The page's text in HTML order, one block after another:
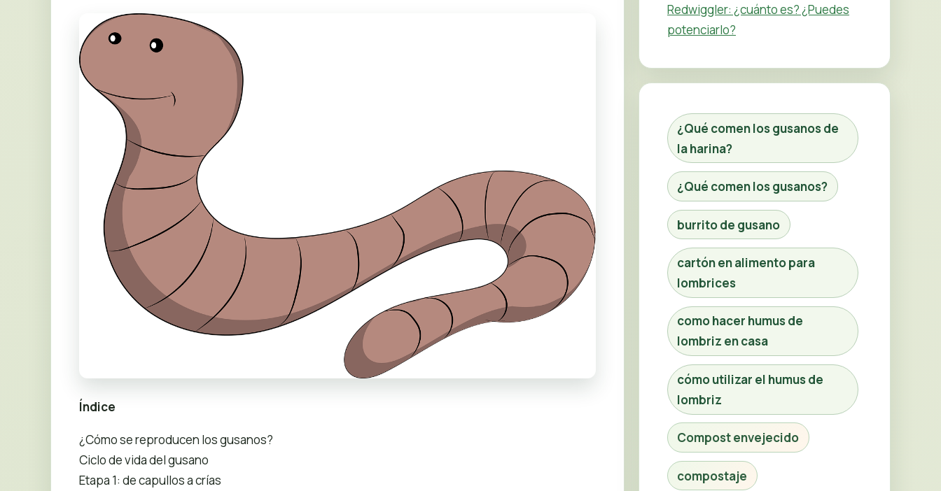
Índice
¿Cómo se reproducen los gusanos?
Ciclo de vida del gusano
Etapa 1: de capullos a crías
Redwiggler: ¿cuánto es? ¿Puedes
potenciarlo?
¿Qué comen los gusanos de
la harina?
¿Qué comen los gusanos?
burrito de gusano
cartón en alimento para
lombrices
como hacer humus de
lombriz en casa
cómo utilizar el humus de
lombriz
Compost envejecido
compostaje